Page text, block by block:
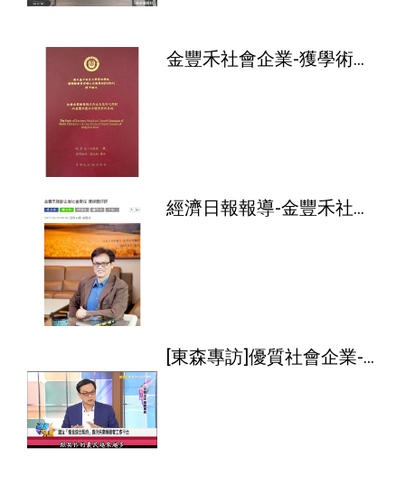
金豐禾社會企業-獲學術理
經濟日報報導-金豐禾社會
[東森專訪]優質社會企業-